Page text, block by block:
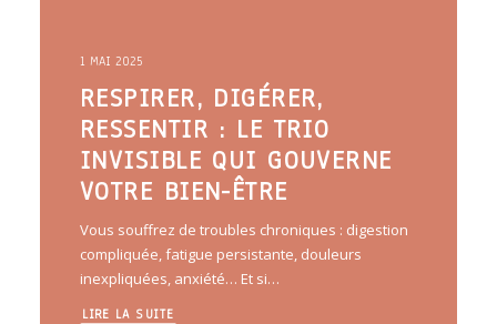
1 MAI 2025
RESPIRER, DIGÉRER,
RESSENTIR : LE TRIO
INVISIBLE QUI GOUVERNE
VOTRE BIEN-ÊTRE
Vous souffrez de troubles chroniques : digestion
compliquée, fatigue persistante, douleurs
inexpliquées, anxiété… Et si…
LIRE LA SUITE